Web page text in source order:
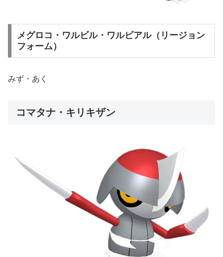
メグロコ・ワルビル・ワルビアル（リージョン
フォーム）
みず・あく
コマタナ・キリキザン